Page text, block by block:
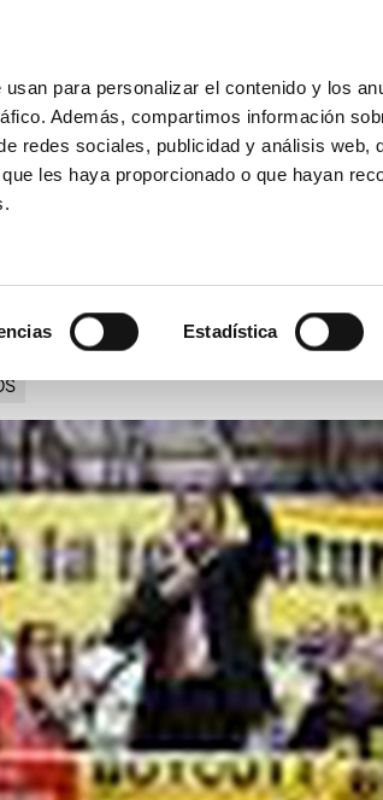
para personalizar el contenido y los
Además, compartimos información
redes sociales, publicidad y análisis web,
les haya proporcionado o que hayan
Estadística